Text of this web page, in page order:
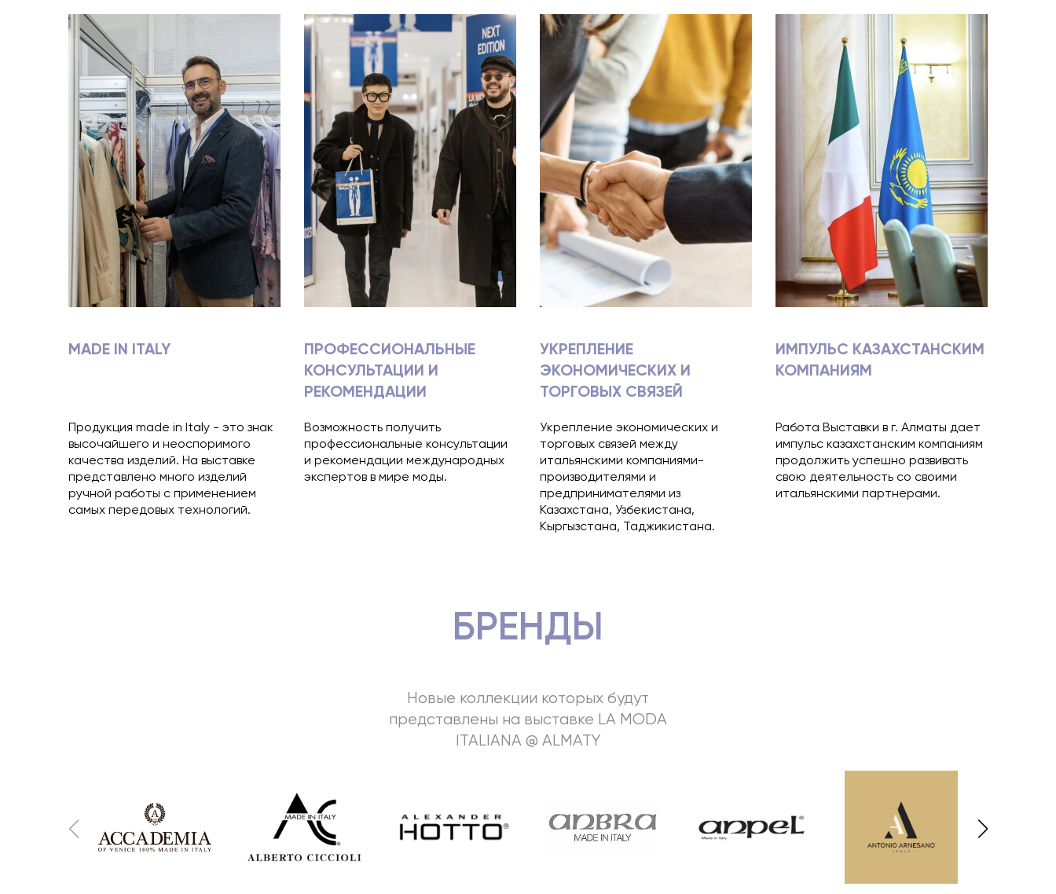
MADE IN ITALY
Продукция made in Italy - это знак
высочайшего и неоспоримого
качества изделий. На выставке
представлено много изделий
ручной работы с применением
самых передовых технологий.
ПРОФЕССИОНАЛЬНЫЕ
КОНСУЛЬТАЦИИ И
РЕКОМЕНДАЦИИ
Возможность получить
профессиональные консультации
и рекомендации международных
экспертов в мире моды.
УКРЕПЛЕНИЕ
ЭКОНОМИЧЕСКИХ И
ТОРГОВЫХ СВЯЗЕЙ
Укрепление экономических и
торговых связей между
итальянскими компаниями-
производителями и
предпринимателями из
Казахстана, Узбекистана,
Кыргызстана, Таджикистана.
ИМПУЛЬС КАЗАХСТАНСКИМ
КОМПАНИЯМ
Работа Выставки в г. Алматы дает
импульс казахстанским компаниям
продолжить успешно развивать
свою деятельность со своими
итальянскими партнерами.
БРЕНДЫ
Новые коллекции которых будут
представлены на выставке LA MODA
ITALIANA @ ALMATY